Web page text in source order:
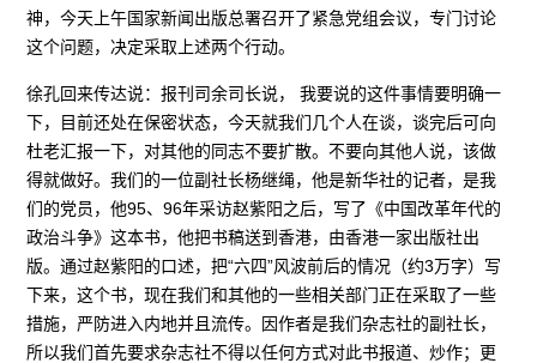
神，今天上午国家新闻出版总署召开了紧急党组会议，专门讨论
这个问题，决定采取上述两个行动。
徐孔回来传达说：报刊司余司长说， 我要说的这件事情要明确一
下，目前还处在保密状态，今天就我们几个人在谈，谈完后可向
杜老汇报一下，对其他的同志不要扩散。不要向其他人说，该做
得就做好。我们的一位副社长杨继绳，他是新华社的记者，是我
们的党员，他95、96年采访赵紫阳之后，写了《中国改革年代的
政治斗争》这本书，他把书稿送到香港，由香港一家出版社出
版。通过赵紫阳的口述，把“六四”风波前后的情况（约3万字）写
下来，这个书，现在我们和其他的一些相关部门正在采取了一些
措施，严防进入内地并且流传。因作者是我们杂志社的副社长，
所以我们首先要求杂志社不得以任何方式对此书报道、炒作；更